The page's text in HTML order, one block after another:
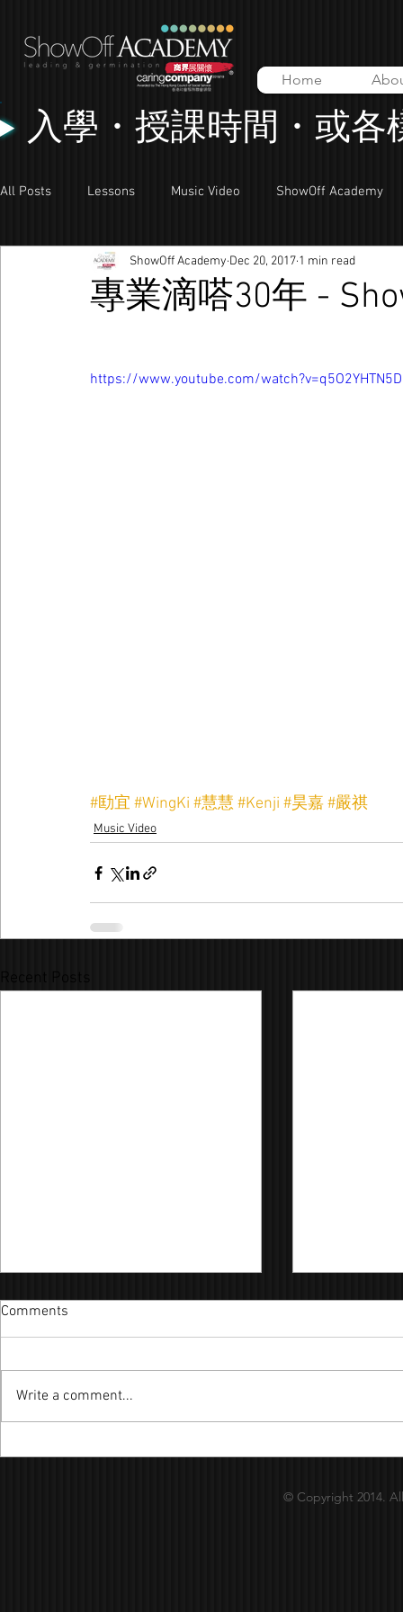
Home
入學・授課時間・或各
All Posts Lessons Music Video ShowOff Academy
專業滴嗒30年 -
ShowOff Academy Dec 20, 2017 1 min read
https://www.youtube.com/
#劻宜 #WingKi #慧慧#Kenji #昊嘉#嚴祺
Music Video
Comments
Write a comment...
© Copyright 2014.